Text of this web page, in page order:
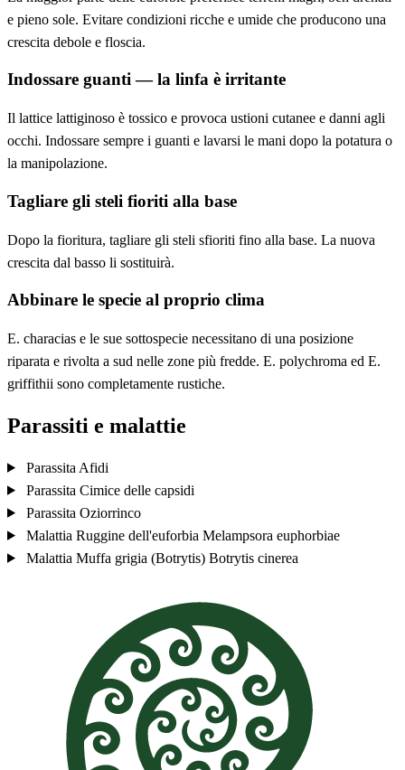
e pieno sole. Evitare condizioni ricche e umide che producono una
crescita debole e floscia.
Indossare guanti — la linfa è irritante
Il lattice lattiginoso è tossico e provoca ustioni cutanee e danni agli
occhi. Indossare sempre i guanti e lavarsi le mani dopo la potatura o
la manipolazione.
Tagliare gli steli fioriti alla base
Dopo la fioritura, tagliare gli steli sfioriti fino alla base. La nuova
crescita dal basso li sostituirà.
Abbinare le specie al proprio clima
E. characias e le sue sottospecie necessitano di una posizione
riparata e rivolta a sud nelle zone più fredde. E. polychroma ed E.
griffithii sono completamente rustiche.
Parassiti e malattie
Parassita Afidi
Parassita Cimice delle capsidi
Parassita Oziorrinco
Malattia Ruggine dell'euforbia Melampsora euphorbiae
Malattia Muffa grigia (Botrytis) Botrytis cinerea